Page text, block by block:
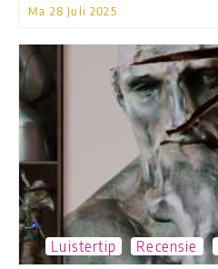
Ma 28 Juli 2025
Luistertip Recensie